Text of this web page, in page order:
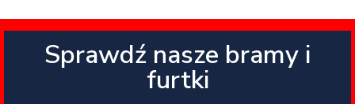
Sprawdź nasze bramy i
furtki